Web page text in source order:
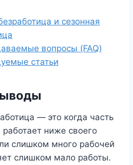
и сезонная
вопросы (FAQ)
статьи
— это когда часть
ниже своего
слишком много рабочей
слишком мало работы.